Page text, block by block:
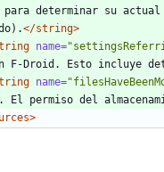
para determinar su
</string>
name=
F-Droid. Esto incluye
name=
El permiso del